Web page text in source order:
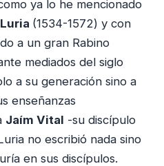
ya lo he mencionado
(1534-1572) y con
a un gran Rabino
mediados del siglo
a su generación sino a
enseñanzas
Jaím Vital -su discípulo
no escribió nada sino
en sus discípulos.